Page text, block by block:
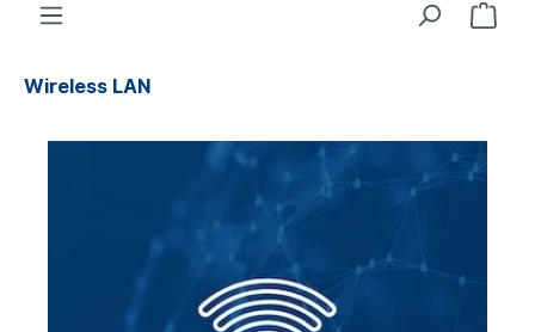
Wireless LAN